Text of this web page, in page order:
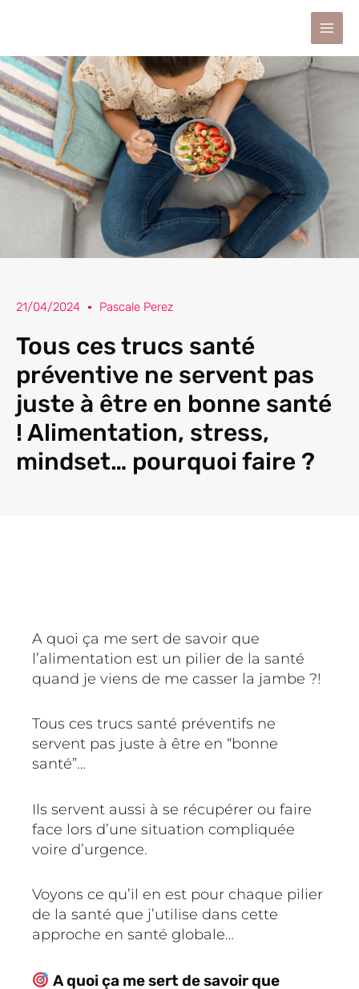
21/04/2024 Pascale Perez
Tous ces trucs santé
préventive ne servent pas
juste à être en bonne santé
! Alimentation, stress,
mindset… pourquoi faire ?
A quoi ça me sert de savoir que
l’alimentation est un pilier de la santé
quand je viens de me casser la jambe ?!
Tous ces trucs santé préventifs ne
servent pas juste à être en “bonne
santé”…
Ils servent aussi à se récupérer ou faire
face lors d’une situation compliquée
voire d’urgence.
Voyons ce qu’il en est pour chaque pilier
de la santé que j’utilise dans cette
approche en santé globale…
A quoi ça me sert de savoir que